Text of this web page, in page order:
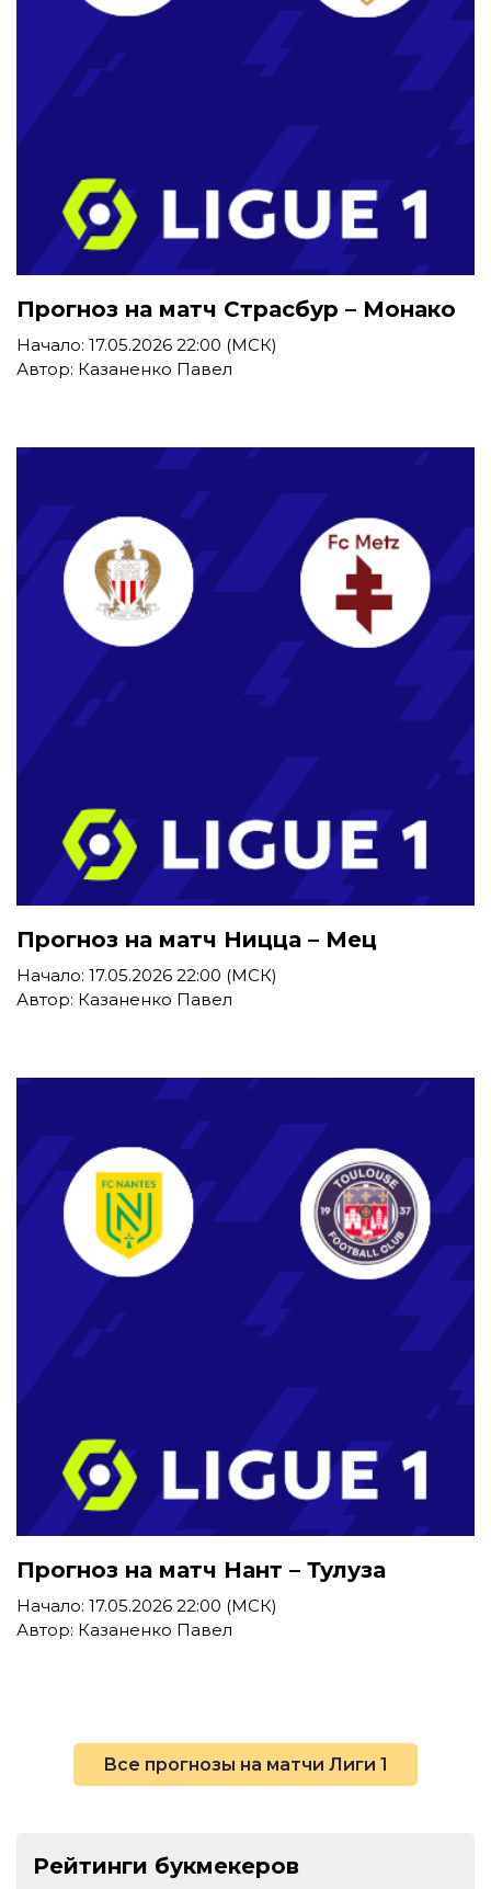
Прогноз на матч Страсбур – Монако
Начало: 17.05.2026 22:00 (МСК)
Автор: Казаненко Павел
Прогноз на матч Ницца – Мец
Начало: 17.05.2026 22:00 (МСК)
Автор: Казаненко Павел
Прогноз на матч Нант – Тулуза
Начало: 17.05.2026 22:00 (МСК)
Автор: Казаненко Павел
Все прогнозы на матчи Лиги 1
Рейтинги букмекеров